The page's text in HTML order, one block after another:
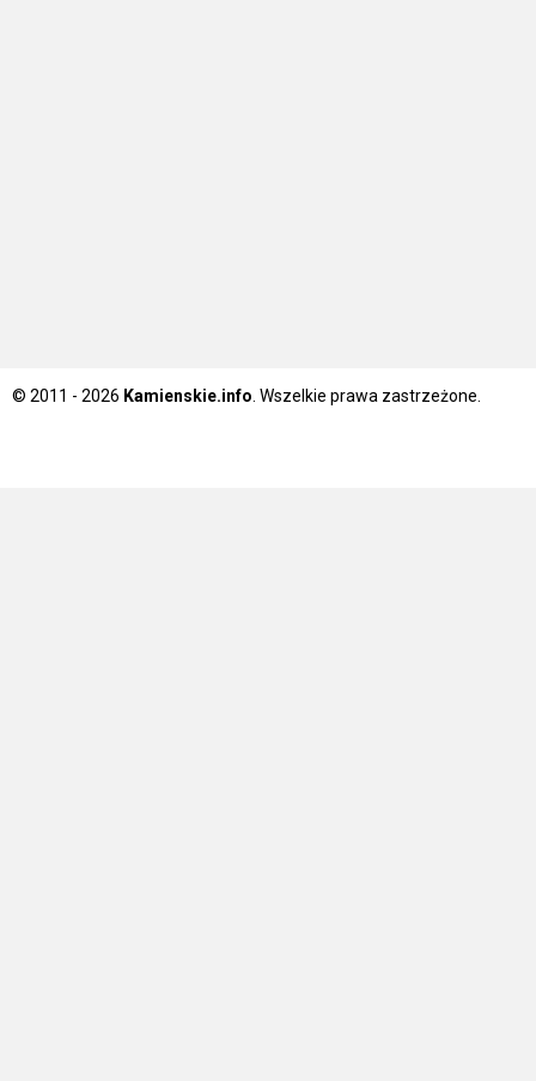
© 2011 - 2026 Kamienskie.info . Wszelkie prawa zastrzeżone.